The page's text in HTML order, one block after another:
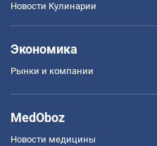
Новости Кулинарии
Экономика
Рынки и компании
MedOboz
Новости медицины